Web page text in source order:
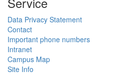
Data Privacy Statement
Contact
Important phone numbers
Intranet
Campus Map
Site Info